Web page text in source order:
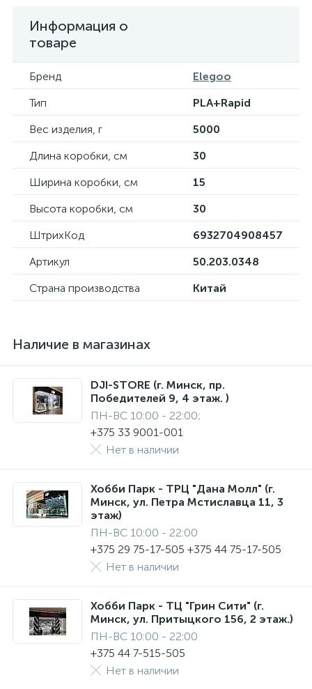
Информация о
товаре
Бренд
Elegoo
Тип
PLA+Rapid
Вес изделия, г
5000
Длина коробки, см
30
Ширина коробки, см
15
Высота коробки, см
30
ШтрихКод
6932704908457
Артикул
50.203.0348
Страна производства
Китай
Наличие в магазинах
DJI-STORE (г. Минск, пр.
Победителей 9, 4 этаж. )
ПН-ВС 10:00 - 22:00;
+375 33 9001-001
Нет в наличии
Хобби Парк - ТРЦ "Дана Молл" (г.
Минск, ул. Петра Мстиславца 11, 3
этаж)
ПН-ВС 10:00 - 22:00
+375 29 75-17-505 +375 44 75-17-505
Нет в наличии
Хобби Парк - ТЦ "Грин Сити" (г.
Минск, ул. Притыцкого 156, 2 этаж.)
ПН-ВС 10:00 - 22:00
+375 44 7-515-505
Нет в наличии